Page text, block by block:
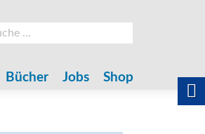
Bücher Jobs Shop